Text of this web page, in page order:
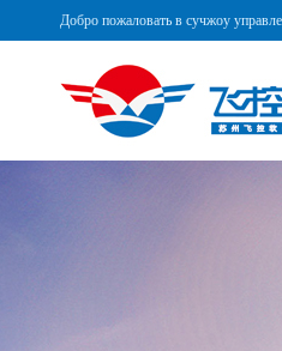
Добро пожаловать в сучжоу